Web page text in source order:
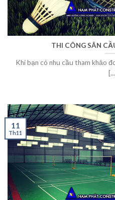
THI CÔNG SÂN
Khi bạn có nhu cầu tham khảo
11
Th11